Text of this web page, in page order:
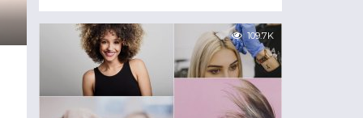
109.7K